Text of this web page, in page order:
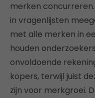
merken
in vragenlijsten
met alle merken in
houden
onvoldoende
kopers, terwijl juist
zijn voor merkgroei.